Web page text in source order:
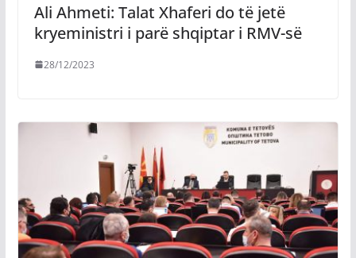
Ali Ahmeti: Talat Xhaferi do të jetë
kryeministri i parë shqiptar i RMV-së
28/12/2023